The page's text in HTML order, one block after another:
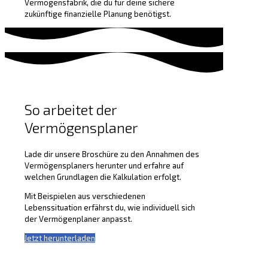
Vermögensfabrik, die du für deine sichere
zukünftige finanzielle Planung benötigst.
So arbeitet der
Vermögensplaner
Lade dir unsere Broschüre zu den Annahmen des
Vermögensplaners herunter und erfahre auf
welchen Grundlagen die Kalkulation erfolgt.
Mit Beispielen aus verschiedenen
Lebenssituation erfährst du, wie individuell sich
der Vermögenplaner anpasst.
Jetzt herunterladen